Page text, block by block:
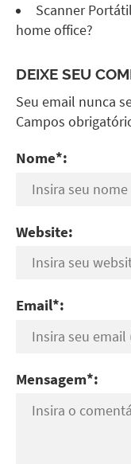
Scanner
home office?
DEIXE SEU
Seu email nunca
Campos
Nome*:
Website:
Email*:
Mensagem*: